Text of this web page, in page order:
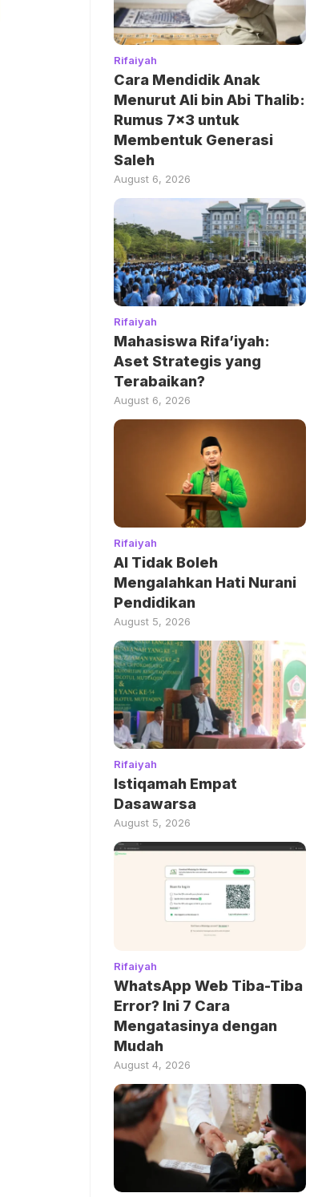
Rifaiyah
Cara Mendidik Anak
Menurut Ali bin Abi Thalib:
Rumus 7×3 untuk
Membentuk Generasi
Saleh
August 6, 2026
Rifaiyah
Mahasiswa Rifa’iyah:
Aset Strategis yang
Terabaikan?
August 6, 2026
Rifaiyah
AI Tidak Boleh
Mengalahkan Hati Nurani
Pendidikan
August 5, 2026
Rifaiyah
Istiqamah Empat
Dasawarsa
August 5, 2026
Rifaiyah
WhatsApp Web Tiba-Tiba
Error? Ini 7 Cara
Mengatasinya dengan
Mudah
August 4, 2026